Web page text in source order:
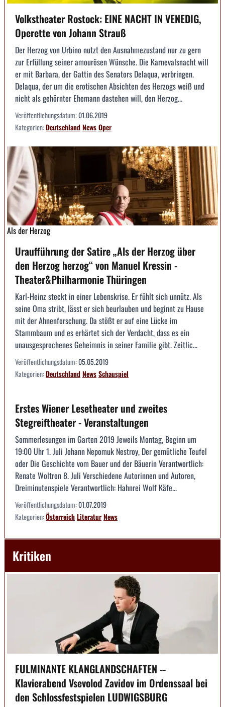
Volkstheater Rostock: EINE NACHT IN VENEDIG,
Operette von Johann Strauß
Der Herzog von Urbino nutzt den Ausnahmezustand nur zu gern
zur Erfüllung seiner amourösen Wünsche. Die Karnevalsnacht will
er mit Barbara, der Gattin des Senators Delaqua, verbringen.
Delaqua, der um die erotischen Absichten des Herzogs weiß und
nicht als gehörnter Ehemann dastehen will, den Herzog...
Veröffentlichungsdatum:01.06.2019
Kategorien:DeutschlandNewsOper
Als der Herzog
Uraufführung der Satire „Als der Herzog über
den Herzog herzog“ von Manuel Kressin -
Theater&Philharmonie Thüringen
Karl-Heinz steckt in einer Lebenskrise. Er fühlt sich unnütz. Als
seine Oma stribt, lässt er sich beurlauben und beginnt zu Hause
mit der Ahnenforschung. Da stößt er auf eine Lücke im
Stammbaum und es erhärtet sich der Verdacht, dass es ein
unausgesprochenes Geheimnis in seiner Familie gibt. Zeitlic...
Veröffentlichungsdatum:05.05.2019
Kategorien:DeutschlandNewsSchauspiel
Erstes Wiener Lesetheater und zweites
Stegreiftheater - Veranstaltungen
Sommerlesungen im Garten 2019 Jeweils Montag, Beginn um
19:00 Uhr 1. Juli Johann Nepomuk Nestroy, Der gemütliche Teufel
oder Die Geschichte vom Bauer und der Bäuerin Verantwortlich:
Renate Woltron 8. Juli Verschiedene Autorinnen und Autoren,
Dreiminutenspiele Verantwortlich: Hahnrei Wolf Käfe...
Veröffentlichungsdatum:01.07.2019
Kategorien:ÖsterreichLiteraturNews
Kritiken
FULMINANTE KLANGLANDSCHAFTEN --
Klavierabend Vsevolod Zavidov im Ordenssaal bei
den Schlossfestspielen LUDWIGSBURG